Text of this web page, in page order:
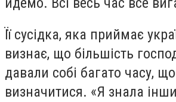
Її сусідка, яка приймає
визнає, що більшість
давали собі багато часу,
визначитися. «Я знала